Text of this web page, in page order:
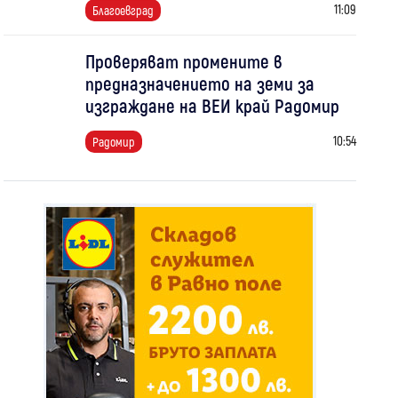
Благоевград 11:09
Проверяват промените в
предназначението на земи за
изграждане на ВЕИ край Радомир
Радомир 10:54